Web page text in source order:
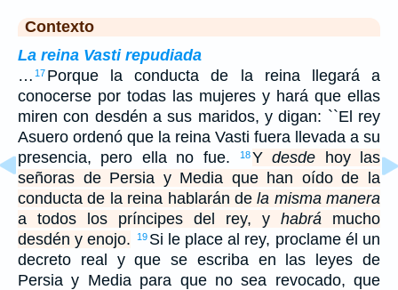
Contexto
La reina Vasti repudiada
… 17 Porque la conducta de la reina llegará a
conocerse por todas las mujeres y hará que ellas
miren con desdén a sus maridos, y digan: ``El rey
Asuero ordenó que la reina Vasti fuera llevada a su
presencia, pero ella no fue.
18Ydesde hoy las
señoras de Persia y Media que han oído de la
conducta de la reina hablarán dela misma manera
a todos los príncipes del rey, y habrá mucho
desdén y enojo.
19 Si le place al rey, proclame él un
decreto real y que se escriba en las leyes de
Persia y Media para que no sea revocado, que